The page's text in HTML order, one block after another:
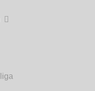
